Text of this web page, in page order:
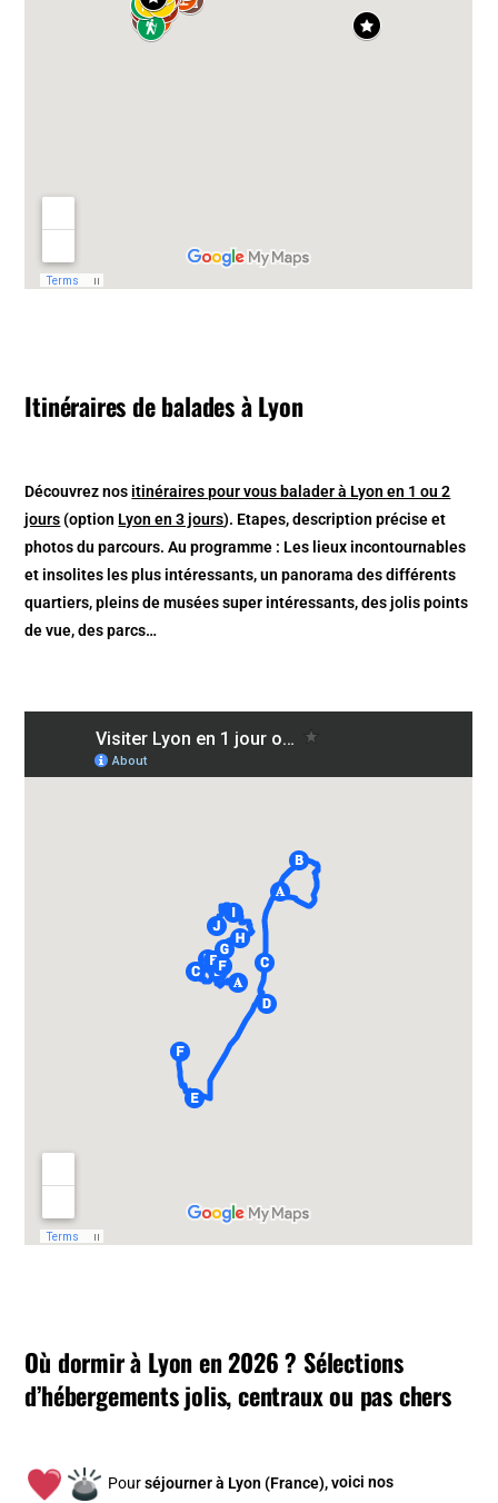
Itinéraires de balades à Lyon
Découvrez nos itinéraires pour vous balader à Lyon en 1 ou 2
jours(option Lyon en 3 jours). Etapes, description précise et
photos du parcours. Au programme : Les lieux incontournables
et insolites les plus intéressants, un panorama des différents
quartiers, pleins de musées super intéressants, des jolis points
de vue, des parcs…
Où dormir à Lyon en 2026 ? Sélections
d’hébergements jolis, centraux ou pas chers
Pourséjourner à Lyon (France), voici nos